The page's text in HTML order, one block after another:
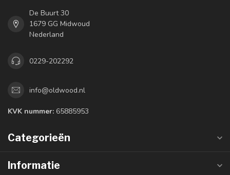
De Buurt 30
1679 GG Midwoud
Nederland
0229-202292
info@oldwood.nl
KVK nummer: 65885953
Categorieën
Informatie